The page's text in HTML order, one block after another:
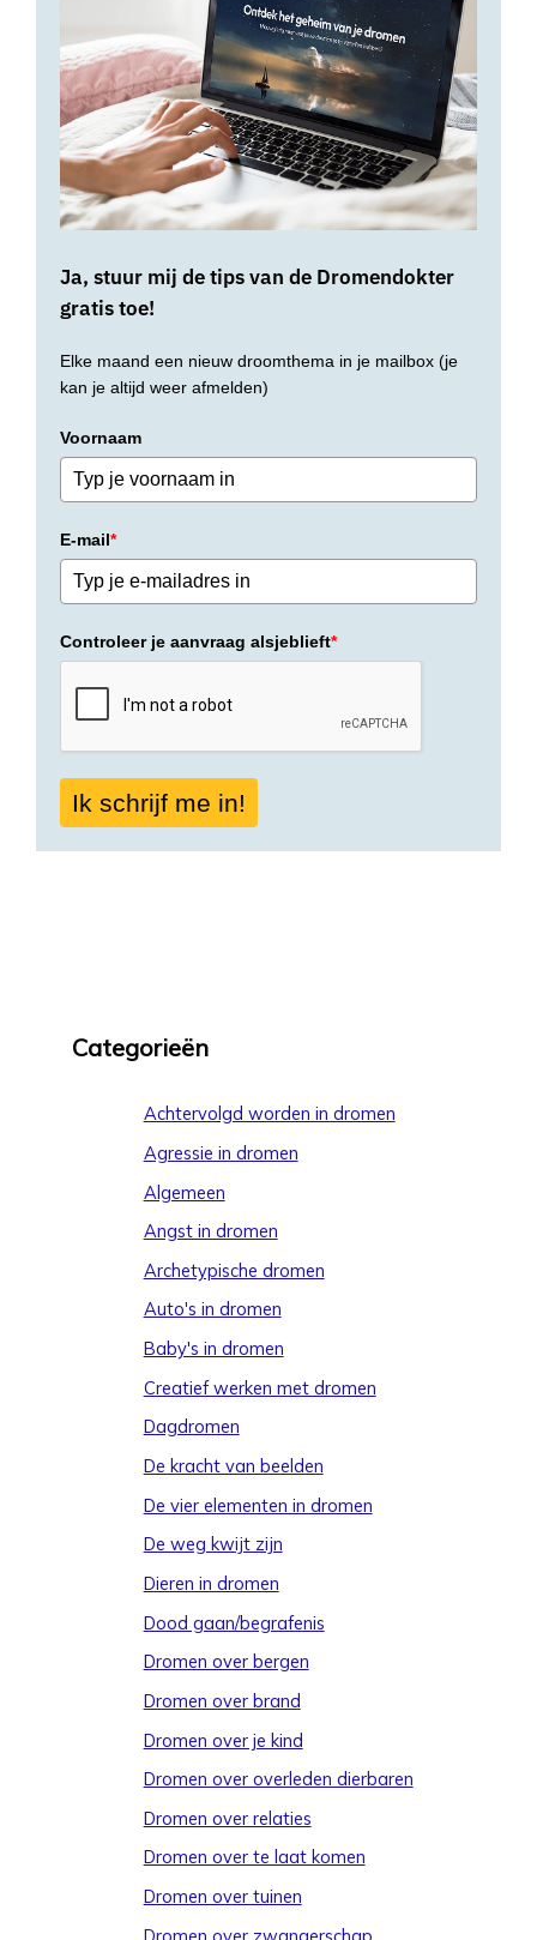
Ja, stuur mij de tips van de Dromendokter
gratis toe!
Elke maand een nieuw droomthema in je mailbox (je
kan je altijd weer afmelden)
Voornaam
E-mail*
Controleer je aanvraag alsjeblieft*
Ik schrijf me in!
Categorieën
Achtervolgd worden in dromen
Agressie in dromen
Algemeen
Angst in dromen
Archetypische dromen
Auto's in dromen
Baby's in dromen
Creatief werken met dromen
Dagdromen
De kracht van beelden
De vier elementen in dromen
De weg kwijt zijn
Dieren in dromen
Dood gaan/begrafenis
Dromen over bergen
Dromen over brand
Dromen over je kind
Dromen over overleden dierbaren
Dromen over relaties
Dromen over te laat komen
Dromen over tuinen